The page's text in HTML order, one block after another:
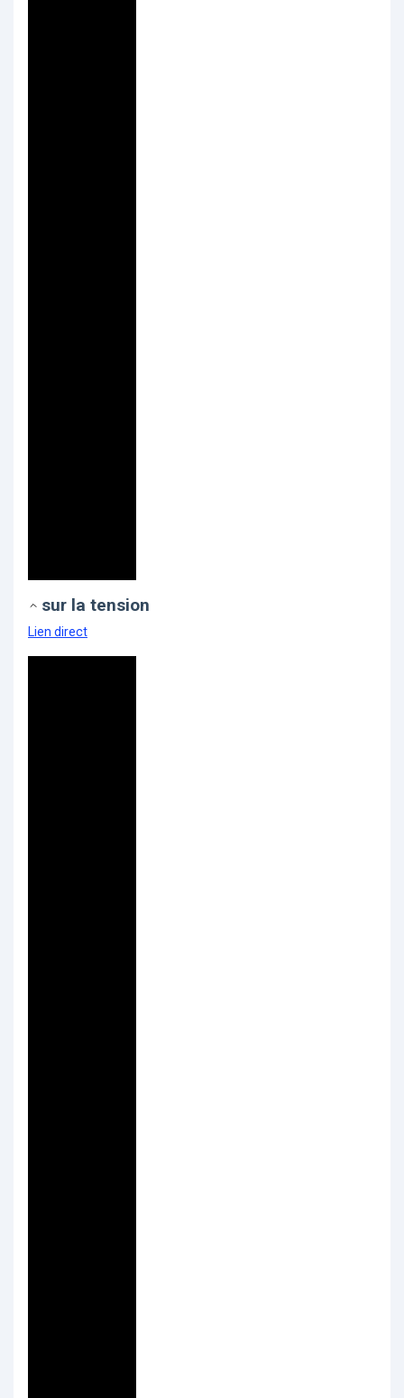
sur la tension
Lien direct